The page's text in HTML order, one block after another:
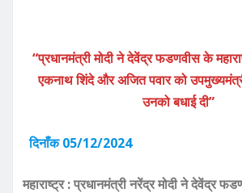
“प्रधानमंत्री मोदी ने देवेंद्र फडणवीस के
एकनाथ शिंदे और अजित पवार को
उनको बधाई दी”
दिनाँक 05/12/2024
महाराष्ट्र : प्रधानमंत्री नरेंद्र मोदी ने देवेंद्र